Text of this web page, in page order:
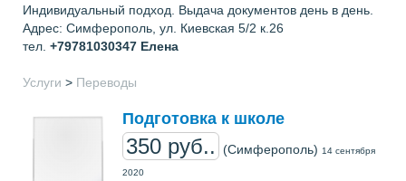
Индивидуальный подход. Выдача документов день в день.
Адрес: Cимферополь, ул. Киевская 5/2 к.26
тел. +79781030347 Елена
Услуги > Переводы
Подготовка к школе
350 руб.. (Симферополь) 14 сентября
2020